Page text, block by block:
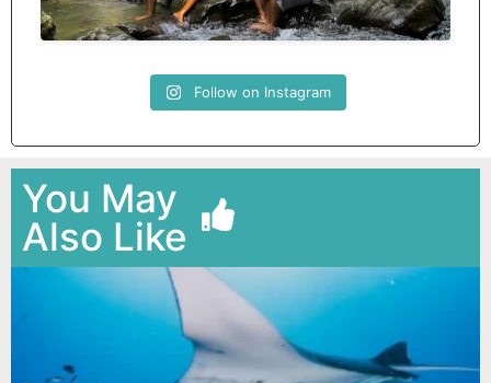
Follow on Instagram
You May
Also Like